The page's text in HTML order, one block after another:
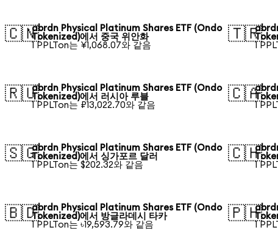
🇨🇳abrdn Physical Platinum Shares ETF (Ondo
Tokenized)에서 중국 위안화
1 PPLTon는 ¥1,068.07와 같음
🇹🇷
1
🇷🇺abrdn Physical Platinum Shares ETF (Ondo
Tokenized)에서 러시아 루블
1 PPLTon는 ₽13,022.70와 같음
🇨🇦
1
🇸🇬abrdn Physical Platinum Shares ETF (Ondo
Tokenized)에서 싱가포르 달러
1 PPLTon는 $202.32와 같음
🇨🇭
1
🇧🇩abrdn Physical Platinum Shares ETF (Ondo
Tokenized)에서 방글라데시 타카
1 PPLTon는 ৳19,593.79와 같음
🇵🇭
1